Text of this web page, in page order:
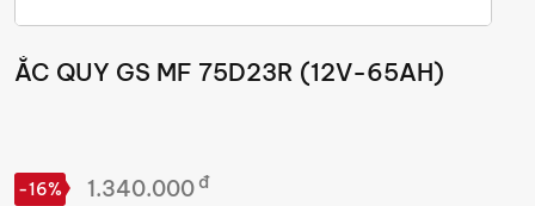
ẮC QUY GS MF 75D23R (12V-65AH)
-16% 1.340.000 đ